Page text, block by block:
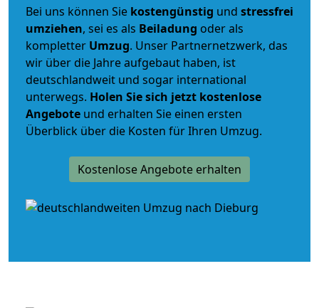
Bei uns können Sie kostengünstig und stressfrei
umziehen, sei es als Beiladung oder als
kompletter Umzug. Unser Partnernetzwerk, das
wir über die Jahre aufgebaut haben, ist
deutschlandweit und sogar international
unterwegs. Holen Sie sich jetzt kostenlose
Angebote und erhalten Sie einen ersten
Überblick über die Kosten für Ihren Umzug.
Kostenlose Angebote erhalten